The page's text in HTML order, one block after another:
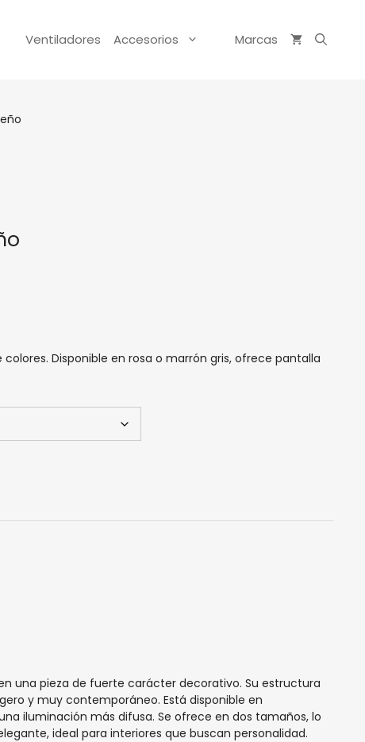
Ventiladores Accesorios Marcas
Disponible en rosa o marrón gris, ofrece pantalla
una pieza de fuerte carácter decorativo. Su estructura
y muy contemporáneo. Está disponible en
iluminación más difusa. Se ofrece en dos tamaños, lo
ideal para interiores que buscan personalidad.